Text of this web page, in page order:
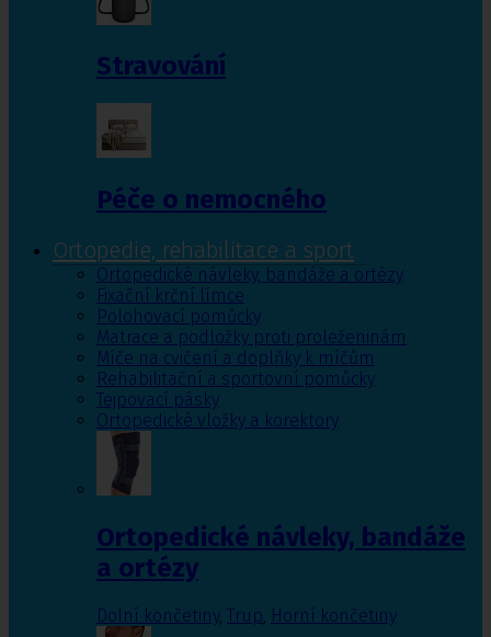
Stravování
Péče o nemocného
Ortopedie, rehabilitace a sport
Ortopedické návleky, bandáže a ortézy
Fixační krční límce
Polohovací pomůcky
Matrace a podložky proti proleženinám
Míče na cvičení a doplňky k míčům
Rehabilitační a sportovní pomůcky
Tejpovací pásky
Ortopedické vložky a korektory
Ortopedické návleky, bandáže
a ortézy
Dolní končetiny, Trup, Horní končetiny